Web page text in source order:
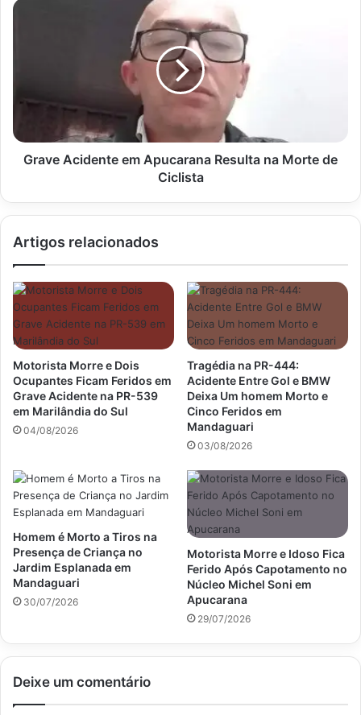
Grave
Morte
Ciclista
Grave Acidente em Apucarana Resulta na Morte de
Ciclista
Artigos relacionados
Motorista Morre e Dois
Ocupantes Ficam Feridos em
Grave Acidente na PR-539
em Marilândia do Sul
04/08/2026
Tragédia na PR-444:
Acidente Entre Gol e BMW
Deixa Um homem Morto e
Cinco Feridos em
Mandaguari
03/08/2026
Homem é Morto a Tiros na
Presença de Criança no
Jardim Esplanada em
Mandaguari
30/07/2026
Motorista Morre e Idoso Fica
Ferido Após Capotamento no
Núcleo Michel Soni em
Apucarana
29/07/2026
Deixe um comentário